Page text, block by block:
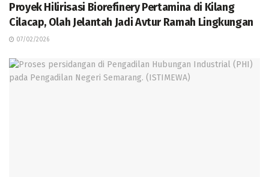
Proyek Hilirisasi Biorefinery Pertamina di Kilang
Cilacap, Olah Jelantah Jadi Avtur Ramah Lingkungan
07/02/2026